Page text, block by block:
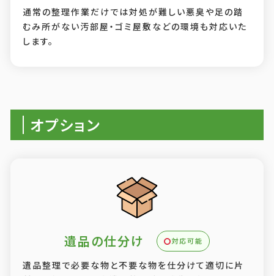
通常の整理作業だけでは対処が難しい悪臭や足の踏
むみ所がない汚部屋・ゴミ屋敷などの環境も対応いた
します。
オプション
遺品の仕分け 対応可能
遺品整理で必要な物と不要な物を仕分けて適切に片